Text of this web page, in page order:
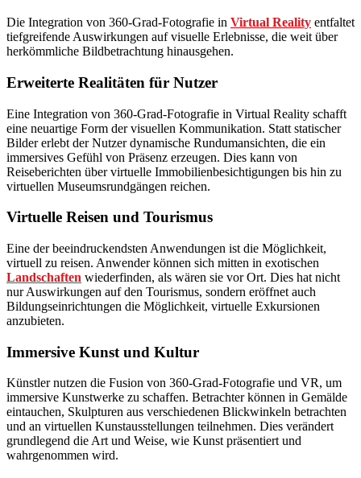
Die Integration von 360-Grad-Fotografie in Virtual Reality entfaltet
tiefgreifende Auswirkungen auf visuelle Erlebnisse, die weit über
herkömmliche Bildbetrachtung hinausgehen.
Erweiterte Realitäten für Nutzer
Eine Integration von 360-Grad-Fotografie in Virtual Reality schafft
eine neuartige Form der visuellen Kommunikation. Statt statischer
Bilder erlebt der Nutzer dynamische Rundumansichten, die ein
immersives Gefühl von Präsenz erzeugen. Dies kann von
Reiseberichten über virtuelle Immobilienbesichtigungen bis hin zu
virtuellen Museumsrundgängen reichen.
Virtuelle Reisen und Tourismus
Eine der beeindruckendsten Anwendungen ist die Möglichkeit,
virtuell zu reisen. Anwender können sich mitten in exotischen
Landschaften wiederfinden, als wären sie vor Ort. Dies hat nicht
nur Auswirkungen auf den Tourismus, sondern eröffnet auch
Bildungseinrichtungen die Möglichkeit, virtuelle Exkursionen
anzubieten.
Immersive Kunst und Kultur
Künstler nutzen die Fusion von 360-Grad-Fotografie und VR, um
immersive Kunstwerke zu schaffen. Betrachter können in Gemälde
eintauchen, Skulpturen aus verschiedenen Blickwinkeln betrachten
und an virtuellen Kunstausstellungen teilnehmen. Dies verändert
grundlegend die Art und Weise, wie Kunst präsentiert und
wahrgenommen wird.